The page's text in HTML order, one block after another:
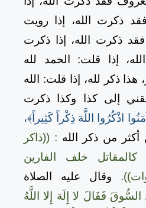
ذكرت الله، إذا رويت
ذكرت الله، إذا ذكرت
إذا قلت: الحمد لله
هذا ذكر لله، إذا قلت: الله
إلى كذا وكذا ذكرت
اذْكُرُوا اللَّهَ ذِكْراً كَثِيراً﴾،
من ذكر الله : ((ذاكر
كالمقاتل خلف الفارين
وقال عليه الصلاة
فَقَالَ لا إِلَهَ إِلا اللَّهُ